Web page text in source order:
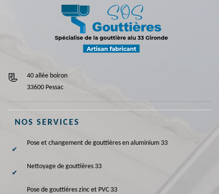
40 allée boiron
33600 Pessac
NOS SERVICES
Pose et changement de gouttières en aluminium 33
Nettoyage de gouttières 33
Pose de gouttières zinc et PVC 33